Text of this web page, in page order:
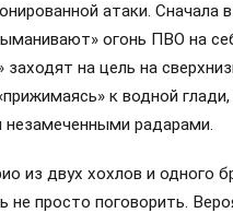
атаки. Сначала
огонь ПВО на
заходят на цель на
к водной
незамеченными радарами.
из двух хохлов и одного
не просто поговорить.